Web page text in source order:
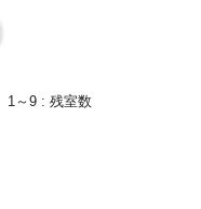
1～9 : 残室数